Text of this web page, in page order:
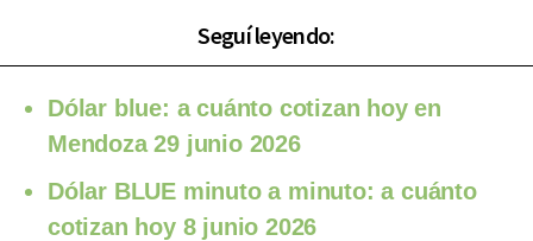
Seguí leyendo:
Dólar blue: a cuánto cotizan hoy en
Mendoza 29 junio 2026
Dólar BLUE minuto a minuto: a cuánto
cotizan hoy 8 junio 2026